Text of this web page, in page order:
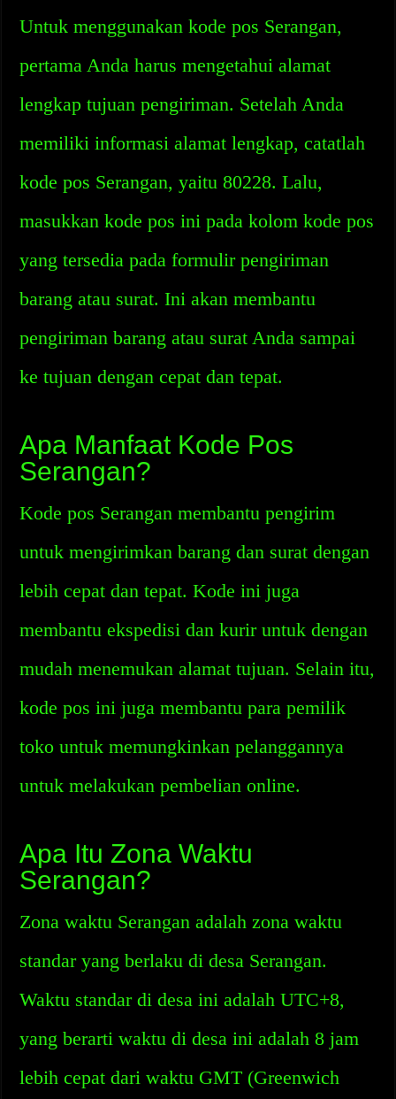
Untuk menggunakan kode pos Serangan,
pertama Anda harus mengetahui alamat
lengkap tujuan pengiriman. Setelah Anda
memiliki informasi alamat lengkap, catatlah
kode pos Serangan, yaitu 80228. Lalu,
masukkan kode pos ini pada kolom kode pos
yang tersedia pada formulir pengiriman
barang atau surat. Ini akan membantu
pengiriman barang atau surat Anda sampai
ke tujuan dengan cepat dan tepat.
Apa Manfaat Kode Pos
Serangan?
Kode pos Serangan membantu pengirim
untuk mengirimkan barang dan surat dengan
lebih cepat dan tepat. Kode ini juga
membantu ekspedisi dan kurir untuk dengan
mudah menemukan alamat tujuan. Selain itu,
kode pos ini juga membantu para pemilik
toko untuk memungkinkan pelanggannya
untuk melakukan pembelian online.
Apa Itu Zona Waktu
Serangan?
Zona waktu Serangan adalah zona waktu
standar yang berlaku di desa Serangan.
Waktu standar di desa ini adalah UTC+8,
yang berarti waktu di desa ini adalah 8 jam
lebih cepat dari waktu GMT (Greenwich